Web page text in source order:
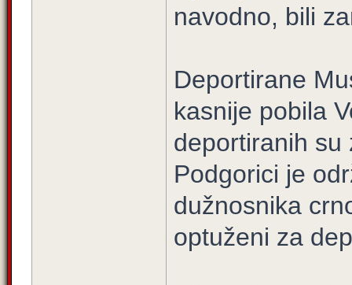
navodno, bili
Deportirane
kasnije pobila
deportiranih su
Podgorici je
dužnosnika
optuženi za